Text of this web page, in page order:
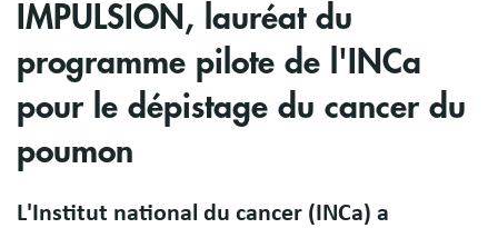
IMPULSION, lauréat du
programme pilote de l'INCa
pour le dépistage du cancer du
poumon
L'Institut national du cancer (INCa) a